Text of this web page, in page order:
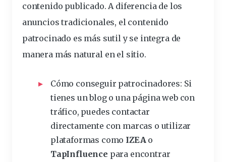
contenido publicado. A diferencia de los
anuncios tradicionales, el contenido
patrocinado es más sutil y se integra de
manera más natural en el sitio.
Cómo conseguir patrocinadores: Si
tienes un blog o una página web con
tráfico, puedes contactar
directamente con marcas o utilizar
plataformas como IZEA o
TapInfluence para encontrar